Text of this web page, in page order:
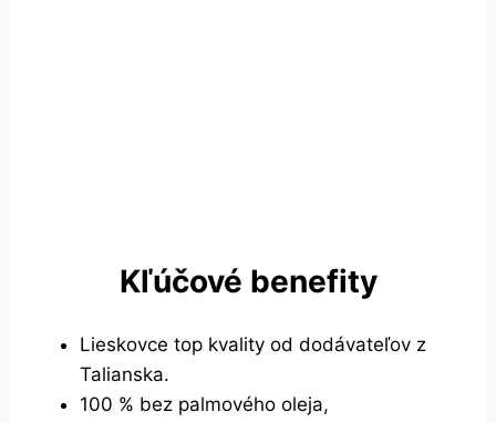
Kľúčové benefity
Lieskovce top kvality od dodávateľov z
Talianska.
100 % bez palmového oleja,